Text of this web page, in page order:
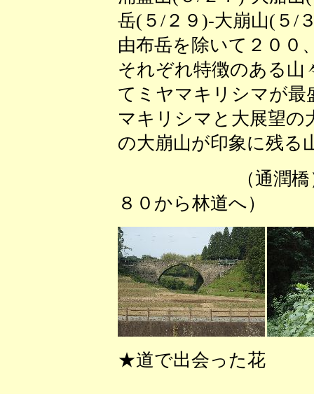
岳(５/２９)-大崩山(５/
由布岳を除いて２００
それぞれ特徴のある山
てミヤマキリシマが最
マキリシマと大展望の
の大崩山が印象に残る
（通潤
８０から林道へ）
★道で出会った花